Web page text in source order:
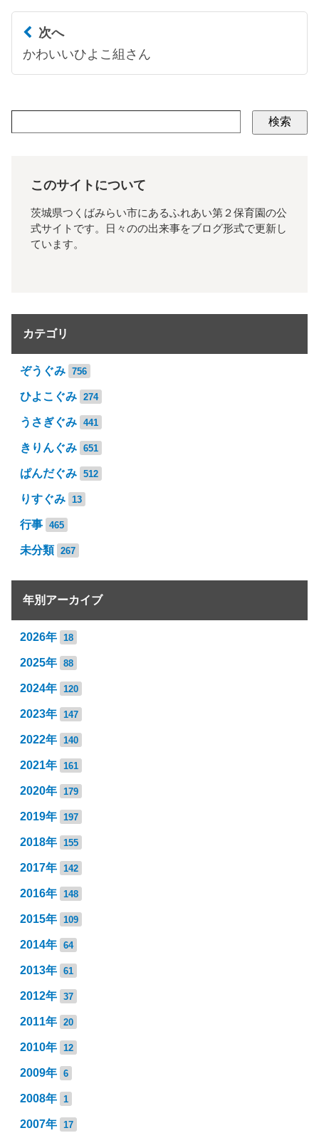
次へ
かわいいひよこ組さん
検索
このサイトについて
茨城県つくばみらい市にあるふれあい第２保育園の公
式サイトです。日々のの出来事をブログ形式で更新し
ています。
カテゴリ
ぞうぐみ 756
ひよこぐみ 274
うさぎぐみ 441
きりんぐみ 651
ぱんだぐみ 512
りすぐみ 13
行事 465
未分類 267
年別アーカイブ
2026年 18
2025年 88
2024年 120
2023年 147
2022年 140
2021年 161
2020年 179
2019年 197
2018年 155
2017年 142
2016年 148
2015年 109
2014年 64
2013年 61
2012年 37
2011年 20
2010年 12
2009年 6
2008年 1
2007年 17